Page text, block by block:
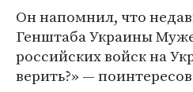
Он напомнил, что
Генштаба Украины
российских войск на
верить?» —